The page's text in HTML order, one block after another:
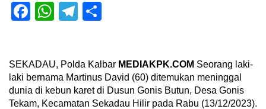
Facebook
WhatsApp
Telegram
SEKADAU, Polda Kalbar MEDIAKPK.COM Seorang laki-
laki bernama Martinus David (60) ditemukan meninggal
dunia di kebun karet di Dusun Gonis Butun, Desa Gonis
Tekam, Kecamatan Sekadau Hilir pada Rabu (13/12/2023).